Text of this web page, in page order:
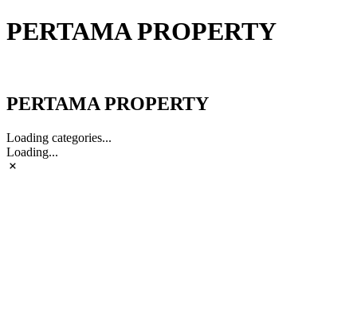
PERTAMA PROPERTY
PERTAMA PROPERTY
Loading categories...
Loading...